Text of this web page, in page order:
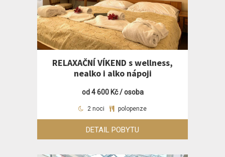
RELAXAČNÍ VÍKEND s wellness,
nealko i alko nápoji
od 4 600 Kč / osoba
2 noci polopenze
DETAIL POBYTU